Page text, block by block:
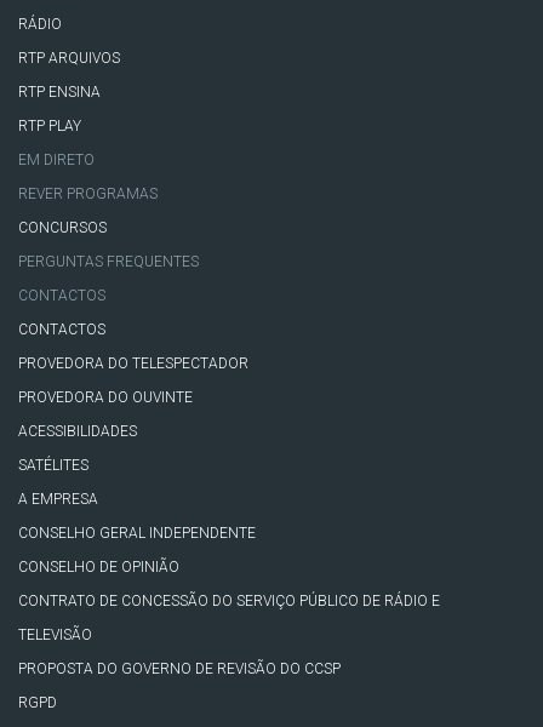
RÁDIO
RTP ARQUIVOS
RTP ENSINA
RTP PLAY
EM DIRETO
REVER PROGRAMAS
CONCURSOS
PERGUNTAS FREQUENTES
CONTACTOS
CONTACTOS
PROVEDORA DO TELESPECTADOR
PROVEDORA DO OUVINTE
ACESSIBILIDADES
SATÉLITES
A EMPRESA
CONSELHO GERAL INDEPENDENTE
CONSELHO DE OPINIÃO
CONTRATO DE CONCESSÃO DO SERVIÇO PÚBLICO DE RÁDIO E
TELEVISÃO
PROPOSTA DO GOVERNO DE REVISÃO DO CCSP
RGPD